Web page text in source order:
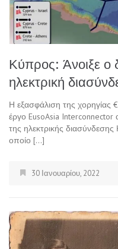
Κύπρος: Άνοιξε ο
ηλεκτρική
Η εξασφάλιση της χορηγίας
έργο EusoAsia Interconnector
της ηλεκτρικής
οποίο […]
30 Ιανουαρίου, 2022